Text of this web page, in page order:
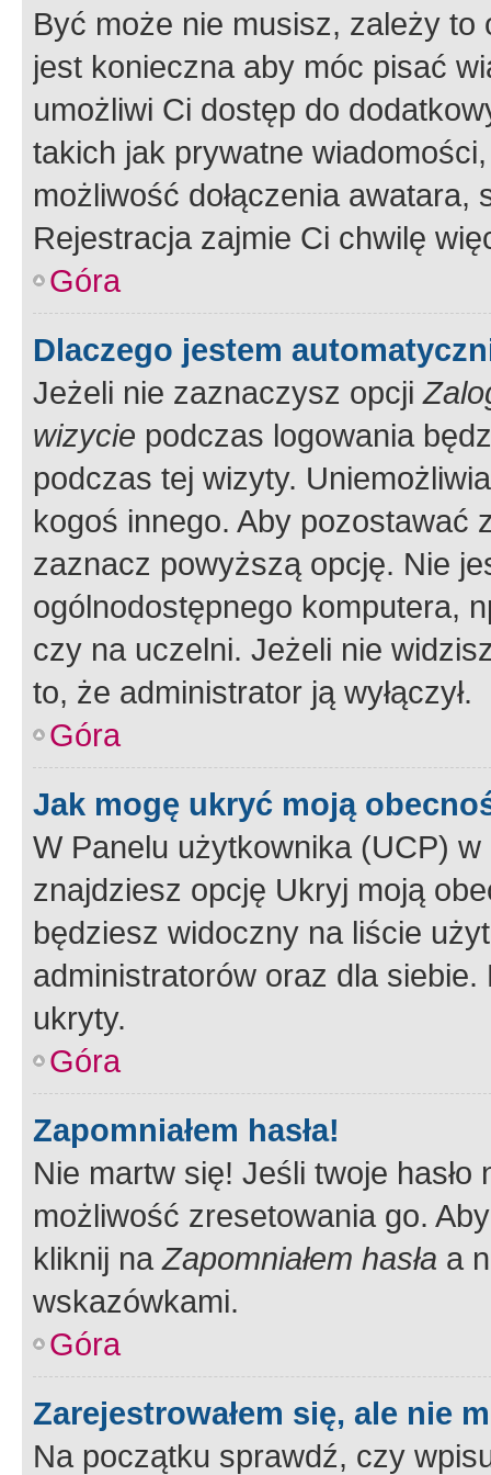
Być może nie musisz, zależy
jest konieczna aby móc pisać
umożliwi Ci dostęp do
takich jak prywatne
możliwość dołączenia
Rejestracja zajmie Ci chwilę
Góra
Dlaczego jestem
Jeżeli nie zaznaczysz opcji
wizycie podczas logowania
podczas tej wizyty.
kogoś innego. Aby pozostawać
zaznacz powyższą opcję. Nie
ogólnodostępnego komputera,
czy na uczelni. Jeżeli nie
to, że administrator ją wyłączył.
Góra
Jak mogę ukryć moją
W Panelu użytkownika (UCP) w
znajdziesz opcję Ukryj moją
będziesz widoczny na liście
administratorów oraz dla
ukryty.
Góra
Zapomniałem hasła!
Nie martw się! Jeśli twoje
możliwość zresetowania go.
kliknij naZapomniałem hasła a
wskazówkami.
Góra
Zarejestrowałem się, ale nie
Na początku sprawdź, czy